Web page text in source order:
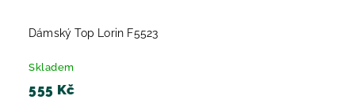
Dámský Top Lorin F5523
Skladem
555 Kč